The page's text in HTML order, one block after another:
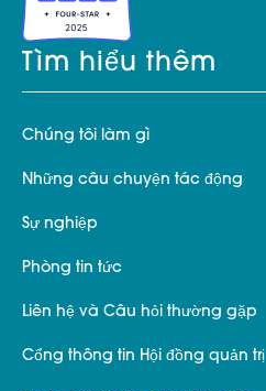
Tìm hiểu thêm
Chúng tôi làm gì
Những câu chuyện tác động
Sự nghiệp
Phòng tin tức
Liên hệ và Câu hỏi thường gặp
Cổng thông tin Hội đồng quản trị